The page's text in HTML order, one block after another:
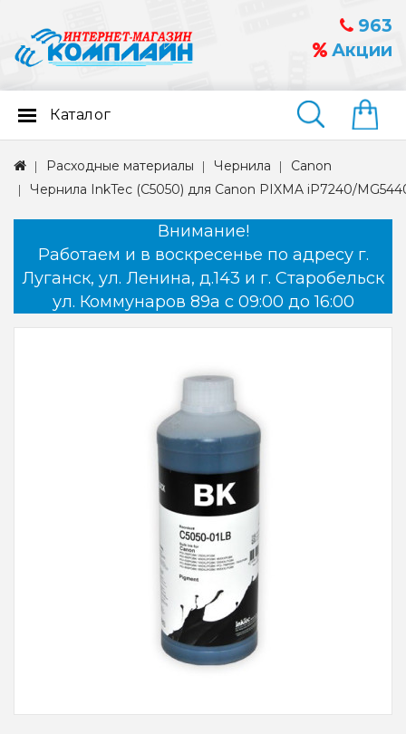
963
Акции
Найти
Каталог
Расходные материалы Чернила
Canon
Чернила InkTec (C5050) для Canon PIXMA iP7240/
Внимание!
Работаем и в воскресенье по адресу г.
Луганск, ул. Ленина, д.143 и г. Старобельск
ул. Коммунаров 89а с 09:00 до 16:00